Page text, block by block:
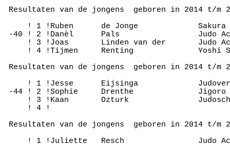
Resultaten van de jongens  geboren in 2014 t/m
! 1 !Ruben      de Jonge
-40 ! 2 !Danèl      Pals                 Judo
! 3 !Joas       Linden van der
! 4 !Tijmen     Renting
Resultaten van de jongens  geboren in 2014 t/m
! 1 !Jesse      Eijsinga
-44 ! 2 !Sophie     Drenthe              Jigoro
! 3 !Kaan       Ozturk
     ! 4 !
Resultaten van de jongens  geboren in 2014 t/m
! 1 !Juliette   Resch